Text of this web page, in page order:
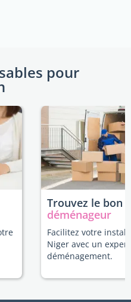
pour
Trouvez le bon
déménageur
Facilitez votre
Niger avec un
déménagement.